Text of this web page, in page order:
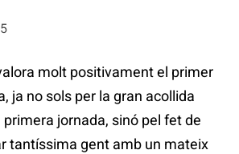
molt positivament el primer
ja no sols per la gran acollida
jornada, sinó pel fet de
tantíssima gent amb un mateix